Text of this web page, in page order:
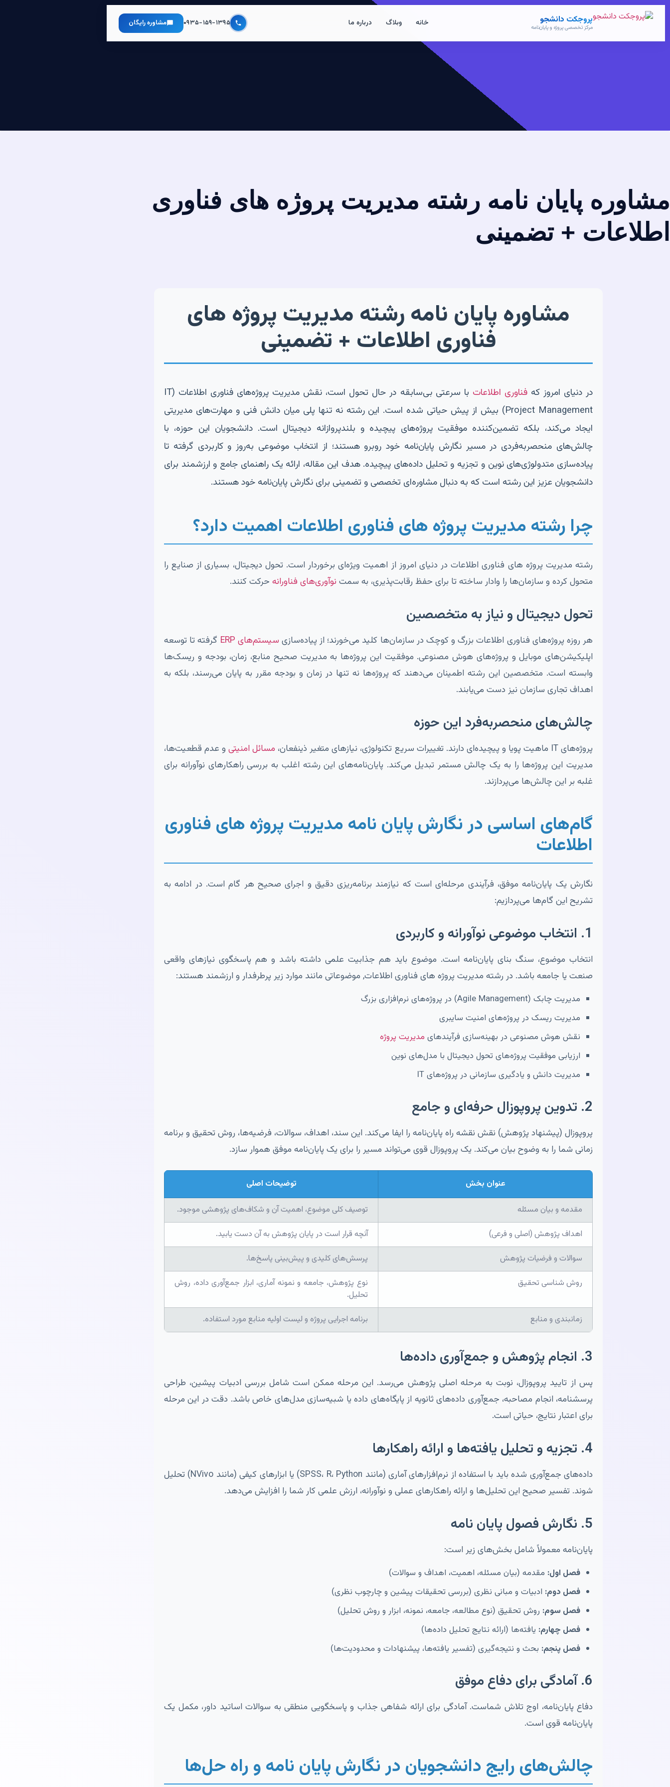
پروجکت دانشجو
مرکز تخصصی پروژه و پایان‌نامه خانه وبلاگ درباره ما ۰۹۳۵-۱۵۹-۱۳۹۵ مشاوره رایگان
مشاوره پایان نامه رشته مدیریت پروژه های فناوری
اطلاعات + تضمینی
مشاوره پایان نامه رشته مدیریت پروژه های
فناوری اطلاعات + تضمینی
در دنیای امروز کهفناوری اطلاعات
با سرعتی بی‌سابقه در حال تحول است، نقش مدیریت پروژه‌های فناوری اطلاعات (IT
Project Management) بیش از پیش حیاتی شده است. این رشته نه تنها پلی میان دانش فنی و مهارت‌های مدیریتی
ایجاد می‌کند، بلکه تضمین‌کننده موفقیت پروژه‌های پیچیده و بلندپروازانه دیجیتال است. دانشجویان این حوزه، با
چالش‌های منحصربه‌فردی در مسیر نگارش پایان‌نامه خود روبرو هستند؛ از انتخاب موضوعی به‌روز و کاربردی گرفته تا
پیاده‌سازی متدولوژی‌های نوین و تجزیه و تحلیل داده‌های پیچیده. هدف این مقاله، ارائه یک راهنمای جامع و ارزشمند برای
دانشجویان عزیز این رشته است که به دنبال مشاوره‌ای تخصصی و تضمینی برای نگارش پایان‌نامه خود هستند.
چرا رشته مدیریت پروژه های فناوری اطلاعات اهمیت دارد؟
رشته مدیریت پروژه های فناوری اطلاعات در دنیای امروز از اهمیت ویژه‌ای برخوردار است. تحول دیجیتال، بسیاری از صنایع را
متحول کرده و سازمان‌ها را وادار ساخته تا برای حفظ رقابت‌پذیری، به سمتنوآوری‌های فناورانه حرکت کنند.
تحول دیجیتال و نیاز به متخصصین
هر روزه پروژه‌های فناوری اطلاعات بزرگ و کوچک در سازمان‌ها کلید می‌خورند؛ از پیاده‌سازی سیستم‌های ERP
گرفته تا توسعه
اپلیکیشن‌های موبایل و پروژه‌های هوش مصنوعی. موفقیت این پروژه‌ها به مدیریت صحیح منابع، زمان، بودجه و ریسک‌ها
وابسته است. متخصصین این رشته اطمینان می‌دهند که پروژه‌ها نه تنها در زمان و بودجه مقرر به پایان می‌رسند، بلکه به
اهداف تجاری سازمان نیز دست می‌یابند.
چالش‌های منحصربه‌فرد این حوزه
پروژه‌های IT ماهیت پویا و پیچیده‌ای دارند. تغییرات سریع تکنولوژی، نیازهای متغیر ذینفعان، مسائل امنیتیو عدم قطعیت‌ها،
مدیریت این پروژه‌ها را به یک چالش مستمر تبدیل می‌کند. پایان‌نامه‌های این رشته اغلب به بررسی راهکارهای نوآورانه برای
غلبه بر این چالش‌ها می‌پردازند.
گام‌های اساسی در نگارش پایان نامه مدیریت پروژه های فناوری
اطلاعات
نگارش یک پایان‌نامه موفق، فرآیندی مرحله‌ای است که نیازمند برنامه‌ریزی دقیق و اجرای صحیح هر گام است. در ادامه به
تشریح این گام‌ها می‌پردازیم:
1. انتخاب موضوعی نوآورانه و کاربردی
انتخاب موضوع، سنگ بنای پایان‌نامه است. موضوع باید هم جذابیت علمی داشته باشد و هم پاسخگوی نیازهای واقعی
صنعت یا جامعه باشد. در رشته مدیریت پروژه های فناوری اطلاعات, موضوعاتی مانند موارد زیر پرطرفدار و ارزشمند هستند:
مدیریت چابک (Agile Management) در پروژه‌های نرم‌افزاری بزرگ
مدیریت ریسک در پروژه‌های امنیت سایبری
نقش هوش مصنوعی در بهینه‌سازی فرآیندهای مدیریت پروژه
ارزیابی موفقیت پروژه‌های تحول دیجیتال با مدل‌های نوین
مدیریت دانش و یادگیری سازمانی در پروژه‌های IT
2. تدوین پروپوزال حرفه‌ای و جامع
پروپوزال (پیشنهاد پژوهش) نقش نقشه راه پایان‌نامه را ایفا می‌کند. این سند، اهداف، سوالات، فرضیه‌ها، روش تحقیق و برنامه
زمانی شما را به وضوح بیان می‌کند. یک پروپوزال قوی می‌تواند مسیر را برای یک پایان‌نامه موفق هموار سازد.
عنوان بخش توضیحات اصلی
مقدمه و بیان مسئله
توصیف کلی موضوع، اهمیت آن و شکاف‌های پژوهشی موجود.
اهداف پژوهش (اصلی و فرعی)
آنچه قرار است در پایان پژوهش به آن دست یابید.
سوالات و فرضیات پژوهش
پرسش‌های کلیدی و پیش‌بینی پاسخ‌ها.
روش شناسی تحقیق
نوع پژوهش، جامعه و نمونه آماری، ابزار جمع‌آوری داده، روش
تحلیل.
زمانبندی و منابع
برنامه اجرایی پروژه و لیست اولیه منابع مورد استفاده.
3. انجام پژوهش و جمع‌آوری داده‌ها
پس از تایید پروپوزال، نوبت به مرحله اصلی پژوهش می‌رسد. این مرحله ممکن است شامل بررسی ادبیات پیشین، طراحی
پرسشنامه، انجام مصاحبه، جمع‌آوری داده‌های ثانویه از پایگاه‌های داده یا شبیه‌سازی مدل‌های خاص باشد. دقت در این مرحله
برای اعتبار نتایج، حیاتی است.
4. تجزیه و تحلیل یافته‌ها و ارائه راهکارها
داده‌های جمع‌آوری شده باید با استفاده از نرم‌افزارهای آماری (مانند SPSS، R، Python) یا ابزارهای کیفی (مانند NVivo) تحلیل
شوند. تفسیر صحیح این تحلیل‌ها و ارائه راهکارهای عملی و نوآورانه، ارزش علمی کار شما را افزایش می‌دهد.
5. نگارش فصول پایان نامه
پایان‌نامه معمولاً شامل بخش‌های زیر است:
فصل اول: مقدمه (بیان مسئله، اهمیت، اهداف و سوالات)
فصل دوم: ادبیات و مبانی نظری (بررسی تحقیقات پیشین و چارچوب نظری)
فصل سوم: روش تحقیق (نوع مطالعه، جامعه، نمونه، ابزار و روش تحلیل)
فصل چهارم: یافته‌ها (ارائه نتایج تحلیل داده‌ها)
فصل پنجم: بحث و نتیجه‌گیری (تفسیر یافته‌ها، پیشنهادات و محدودیت‌ها)
6. آمادگی برای دفاع موفق
دفاع پایان‌نامه، اوج تلاش شماست. آمادگی برای ارائه شفاهی جذاب و پاسخگویی منطقی به سوالات اساتید داور، مکمل یک
پایان‌نامه قوی است.
چالش‌های رایج دانشجویان در نگارش پایان نامه و راه حل‌ها